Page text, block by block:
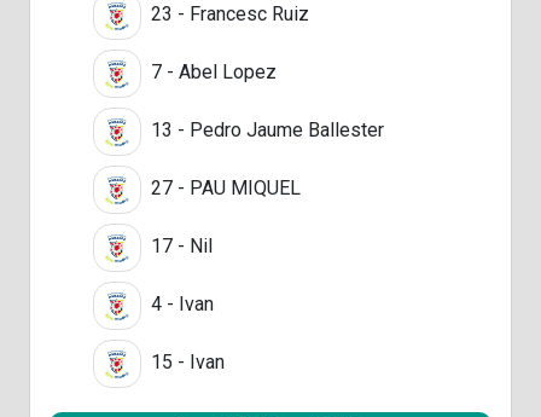
23 - Francesc Ruiz
7 - Abel Lopez
13 - Pedro Jaume Ballester
27 - PAU MIQUEL
17 - Nil
4 - Ivan
15 - Ivan